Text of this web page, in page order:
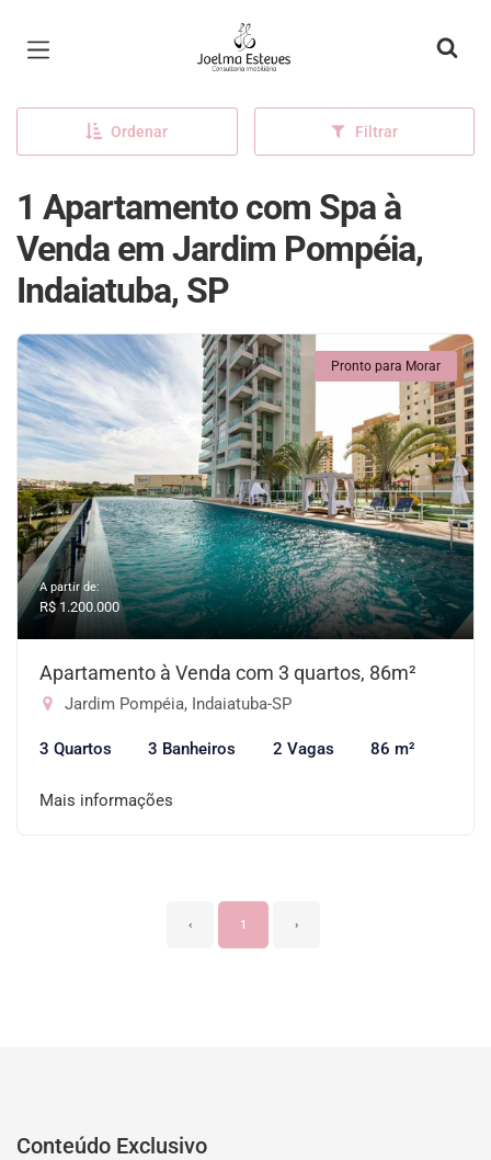
Página inicial
Ordenar Filtrar
1 Apartamento com Spa à
Venda em Jardim Pompéia,
Indaiatuba, SP
Pronto para Morar
A partir de:
R$ 1.200.000
Apartamento à Venda com 3 quartos, 86m²
Jardim Pompéia, Indaiatuba-SP
3 Quartos 3 Banheiros 2 Vagas 86 m²
Mais informações
‹ 1 ›
Conteúdo Exclusivo